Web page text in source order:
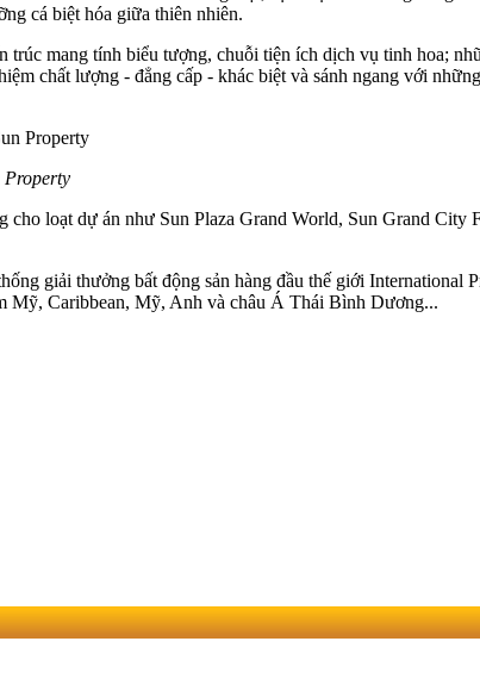
cá biệt hóa giữa thiên nhiên.
mang tính biểu tượng, chuỗi tiện ích dịch vụ tinh hoa;
chất lượng - đẳng cấp - khác biệt và sánh ngang với
Property
loạt dự án như Sun Plaza Grand World, Sun Grand City
giải thưởng bất động sản hàng đầu thế giới International
Mỹ, Caribbean, Mỹ, Anh và châu Á Thái Bình Dương...